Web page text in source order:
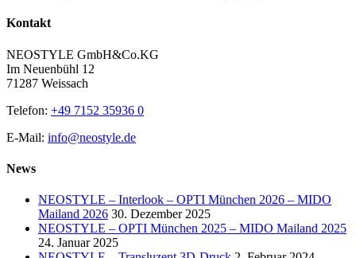
Kontakt
NEOSTYLE GmbH&Co.KG
Im Neuenbühl 12
71287 Weissach
Telefon: +49 7152 35936 0
E-Mail: info@neostyle.de
News
NEOSTYLE – Interlook – OPTI München 2026 – MIDO
Mailand 2026 30. Dezember 2025
NEOSTYLE – OPTI München 2025 – MIDO Mailand 2025
24. Januar 2025